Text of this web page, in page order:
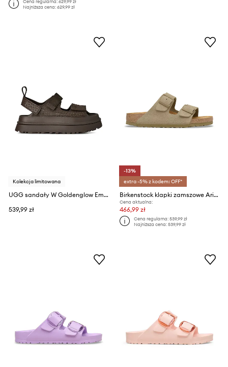
Cena regularna:629,99 zł
Najniższa cena:629,99 zł
Kolekcja limitowana
UGG sandały W Goldenglow Embossed
539,99 zł
-13%
extra -5% z kodem: OFF*
Birkenstock klapki zamszowe Arizona
Cena aktualna:
466,99 zł
Cena regularna:539,99 zł
Najniższa cena:539,99 zł